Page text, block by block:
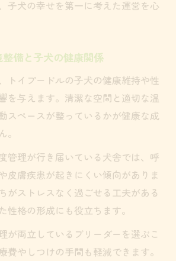
子犬の幸せを第一に考えた運営を心
備と子犬の健康関係
トイプードルの子犬の健康維持や性
を与えます。清潔な空間と適切な温
スペースが整っているかが健康な成
管理が行き届いている犬舎では、呼
皮膚疾患が起きにくい傾向がありま
がストレスなく過ごせる工夫がある
性格の形成にも役立ちます。
が両立しているブリーダーを選ぶこ
費やしつけの手間も軽減できます。